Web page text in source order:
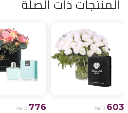
المنتجات ذات الصلة
AED 603
AED 776